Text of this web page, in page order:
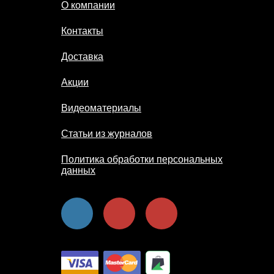
О компании
Контакты
Доставка
Акции
Видеоматериалы
Статьи из журналов
Политика обработки персональных
данных